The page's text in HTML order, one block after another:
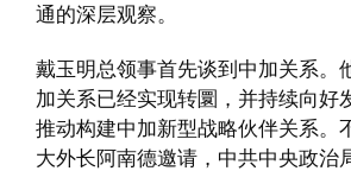
通的深层观察。
戴玉明总领事首先谈到中加关系。
加关系已经实现转圜，并持续向好
推动构建中加新型战略伙伴关系。
大外长阿南德邀请，中共中央政治